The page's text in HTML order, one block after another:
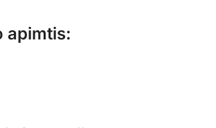
apimtis: